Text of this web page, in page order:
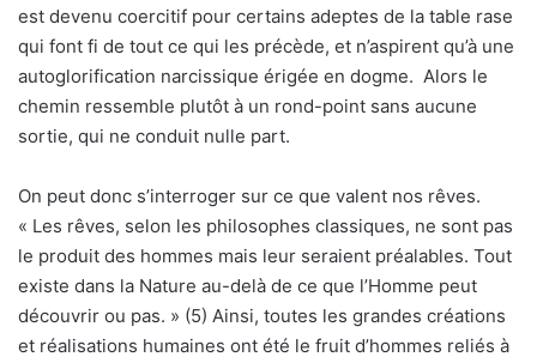
est devenu coercitif pour certains adeptes de la table rase
qui font fi de tout ce qui les précède, et n’aspirent qu’à une
autoglorification narcissique érigée en dogme. Alors le
chemin ressemble plutôt à un rond-point sans aucune
sortie, qui ne conduit nulle part.
On peut donc s’interroger sur ce que valent nos rêves.
« Les rêves, selon les philosophes classiques, ne sont pas
le produit des hommes mais leur seraient préalables. Tout
existe dans la Nature au-delà de ce que l’Homme peut
découvrir ou pas. » (5) Ainsi, toutes les grandes créations
et réalisations humaines ont été le fruit d’hommes reliés à